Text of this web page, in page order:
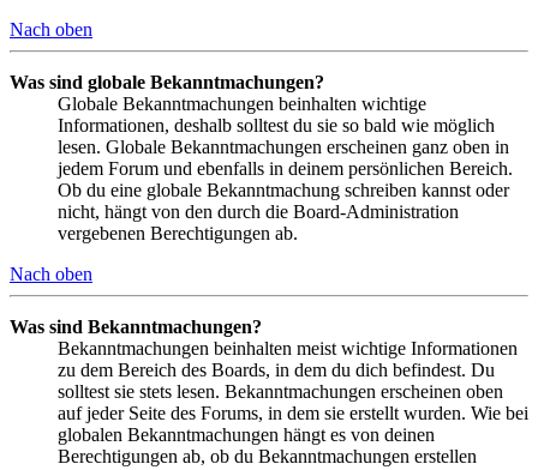
Nach oben
Was sind globale Bekanntmachungen?
Globale Bekanntmachungen beinhalten wichtige
Informationen, deshalb solltest du sie so bald wie möglich
lesen. Globale Bekanntmachungen erscheinen ganz oben in
jedem Forum und ebenfalls in deinem persönlichen Bereich.
Ob du eine globale Bekanntmachung schreiben kannst oder
nicht, hängt von den durch die Board-Administration
vergebenen Berechtigungen ab.
Nach oben
Was sind Bekanntmachungen?
Bekanntmachungen beinhalten meist wichtige Informationen
zu dem Bereich des Boards, in dem du dich befindest. Du
solltest sie stets lesen. Bekanntmachungen erscheinen oben
auf jeder Seite des Forums, in dem sie erstellt wurden. Wie bei
globalen Bekanntmachungen hängt es von deinen
Berechtigungen ab, ob du Bekanntmachungen erstellen